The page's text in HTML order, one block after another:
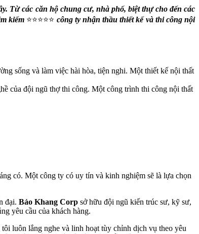
Từ các căn hộ chung cư, nhà phố, biệt thự cho đến các
kiếm ⭐⭐⭐⭐⭐ công ty nhận thầu thiết kế và thi công nội
sống và làm việc hài hòa, tiện nghi. Một thiết kế nội thất
của đội ngũ thợ thi công. Một công trình thi công nội thất
có. Một công ty có uy tín và kinh nghiệm sẽ là lựa chọn
đại. Bảo Khang Corp sở hữu đội ngũ kiến trúc sư, kỹ sư,
yêu cầu của khách hàng.
luôn lắng nghe và linh hoạt tùy chỉnh dịch vụ theo yêu